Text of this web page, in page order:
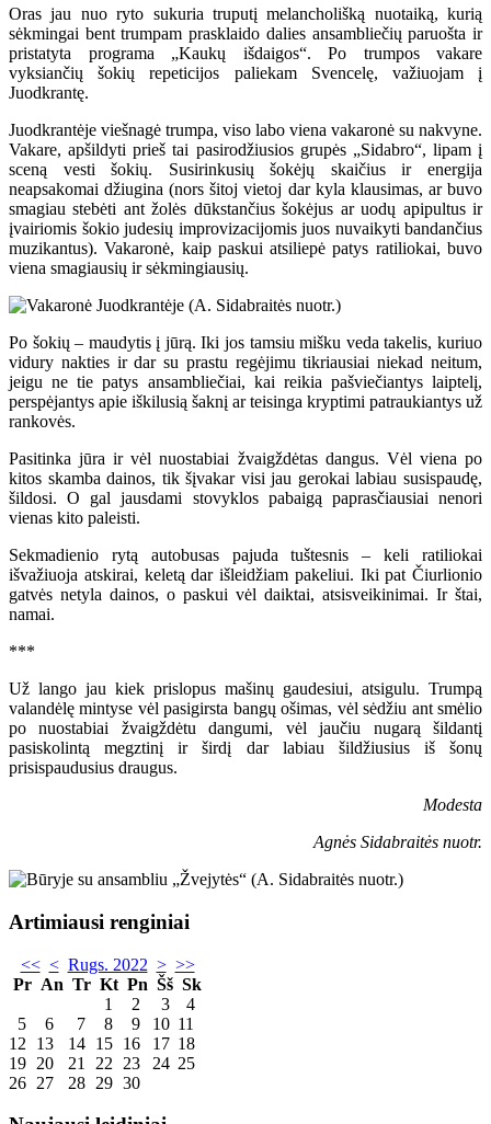
Oras jau nuo ryto sukuria truputį melancholišką nuotaiką, kurią
sėkmingai bent trumpam prasklaido dalies ansambliečių paruošta ir
pristatyta programa „Kaukų išdaigos“. Po trumpos vakare
vyksiančių šokių repeticijos paliekam Svencelę, važiuojam į
Juodkrantę.
Juodkrantėje viešnagė trumpa, viso labo viena vakaronė su nakvyne.
Vakare, apšildyti prieš tai pasirodžiusios grupės „Sidabro“, lipam į
sceną vesti šokių. Susirinkusių šokėjų skaičius ir energija
neapsakomai džiugina (nors šitoj vietoj dar kyla klausimas, ar buvo
smagiau stebėti ant žolės dūkstančius šokėjus ar uodų apipultus ir
įvairiomis šokio judesių improvizacijomis juos nuvaikyti bandančius
muzikantus). Vakaronė, kaip paskui atsiliepė patys ratiliokai, buvo
viena smagiausių ir sėkmingiausių.
Po šokių – maudytis į jūrą. Iki jos tamsiu mišku veda takelis, kuriuo
vidury nakties ir dar su prastu regėjimu tikriausiai niekad neitum,
jeigu ne tie patys ansambliečiai, kai reikia pašviečiantys laiptelį,
perspėjantys apie iškilusią šaknį ar teisinga kryptimi patraukiantys už
rankovės.
Pasitinka jūra ir vėl nuostabiai žvaigždėtas dangus. Vėl viena po
kitos skamba dainos, tik šįvakar visi jau gerokai labiau susispaudę,
šildosi. O gal jausdami stovyklos pabaigą paprasčiausiai nenori
vienas kito paleisti.
Sekmadienio rytą autobusas pajuda tuštesnis – keli ratiliokai
išvažiuoja atskirai, keletą dar išleidžiam pakeliui. Iki pat Čiurlionio
gatvės netyla dainos, o paskui vėl daiktai, atsisveikinimai. Ir štai,
namai.
***
Už lango jau kiek prislopus mašinų gaudesiui, atsigulu. Trumpą
valandėlę mintyse vėl pasigirsta bangų ošimas, vėl sėdžiu ant smėlio
po nuostabiai žvaigždėtu dangumi, vėl jaučiu nugarą šildantį
pasiskolintą megztinį ir širdį dar labiau šildžiusius iš šonų
prisispaudusius draugus.
Modesta
Agnės Sidabraitės nuotr.
Artimiausi renginiai
<< < Rugs. 2022 > >>
Pr An Tr Kt Pn Šš Sk
1
2 3
4
5
6 7 8 9 10 11
12
13 14 15 16 17 18
19 20 21 22 23 24 25
26 27 28 29 30